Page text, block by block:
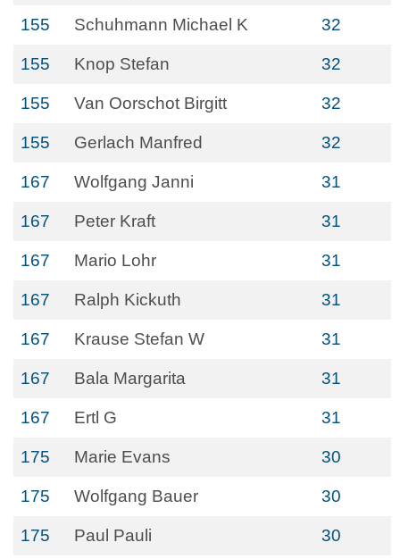
155 Schuhmann Michael K 32
155 Knop Stefan 32
155 Van Oorschot Birgitt 32
155 Gerlach Manfred 32
167 Wolfgang Janni 31
167 Peter Kraft 31
167 Mario Lohr 31
167 Ralph Kickuth 31
167 Krause Stefan W 31
167 Bala Margarita 31
167 Ertl G 31
175 Marie Evans 30
175 Wolfgang Bauer 30
175 Paul Pauli 30